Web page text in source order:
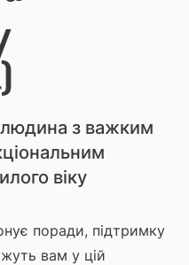
з важким
віку
поради, підтримку
вам у цій